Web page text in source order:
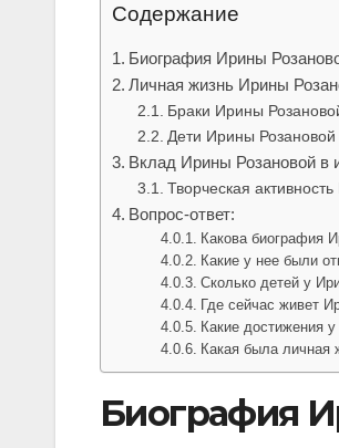
Содержание
Биография Ирины
Личная жизнь Ирины
Браки Ирины
Дети Ирины Розановой
Вклад Ирины Розановой в
Творческая
Вопрос-ответ:
Какова биография
Какие у нее были
Сколько детей у
Где сейчас живет
Какие достижения
Какая была личная
Биография